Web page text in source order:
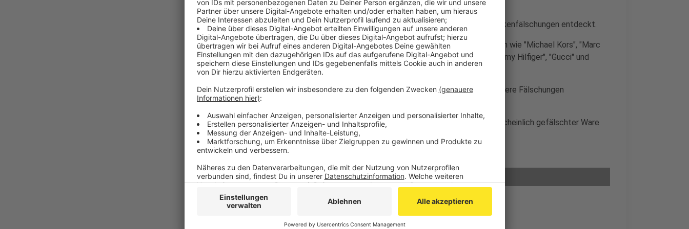
festgestellt.
Im Lagerraum hat man eine große Menge von Plagiaten, also Markenfälschungen entdeckt.
Darunter befanden sich Produkte und Embleme bekannter Marken wie "Michael Kors", "Marc
Jacobs", "Marco Polo", "MCM", "Louis Vuitton", "Calvin Klein", "Tommy Hilfiger", "Gucci" und
"Nike".
Die Markenkennzeichen wurden offenbar auch dazu genutzt, weitere Fälschungen
Zusammen mit Polizei und THW sind dann 74 Kartons mit augenscheinlich gefälschter Ware
sichergestellt worden.
Anzeige
©Polizei Düren